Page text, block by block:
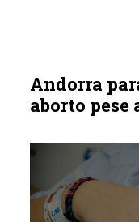
Andorra
aborto